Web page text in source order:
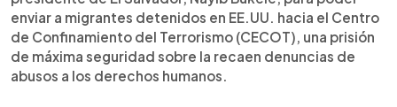
enviar a migrantes detenidos en EE.UU. hacia el Centro
de Confinamiento del Terrorismo (CECOT), una prisión
de máxima seguridad sobre la recaen denuncias de
abusos a los derechos humanos.